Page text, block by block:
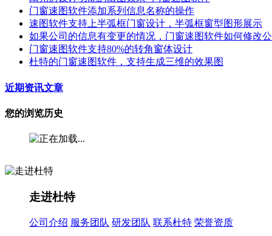
门窗速图软件添加系列信息名称的操作
速图软件支持上半弧框门窗设计，半弧框窗型图形展示
如果公司的信息有变更的情况，门窗速图软件如何修改
门窗速图软件支持80%的转角窗体设计
杜特的门窗速图软件，支持生成三维的效果图
近期资讯文章
您的浏览历史
走进杜特
公司介绍 服务团队 研发团队 联系杜特 荣誉资质